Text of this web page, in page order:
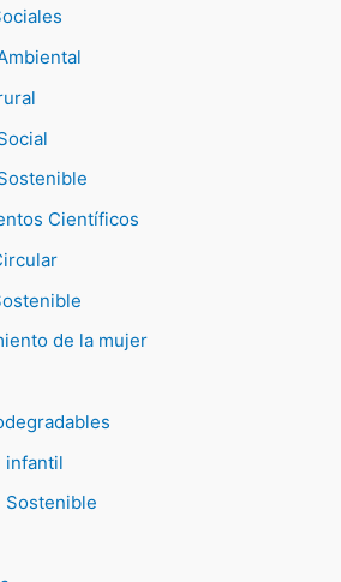
Científicos
de la mujer
infantil
Sostenible